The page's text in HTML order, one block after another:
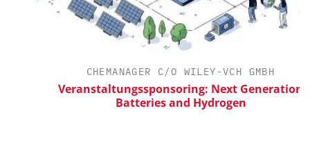
CHEMANAGER C/O WILEY-VCH GMBH
Veranstaltungssponsoring: Next Generation
Batteries and Hydrogen